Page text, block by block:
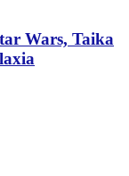
Wars, Taika